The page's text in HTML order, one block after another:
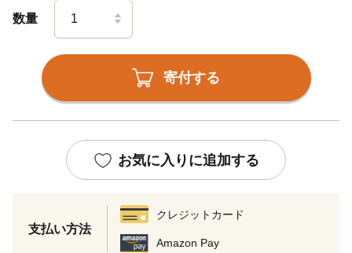
数量
寄付する
お気に入りに追加する
支払い方法
クレジットカード
Amazon Pay